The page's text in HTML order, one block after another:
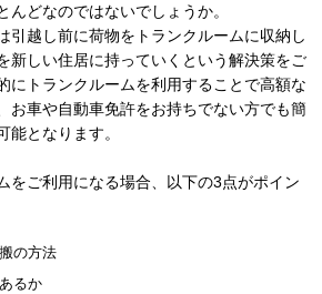
んどなのではないでしょうか。
引越し前に荷物をトランクルームに収納し
新しい住居に持っていくという解決策をご
にトランクルームを利用することで高額な
お車や自動車免許をお持ちでない方でも簡
能となります。
をご利用になる場合、以下の3点がポイン
の方法
るか